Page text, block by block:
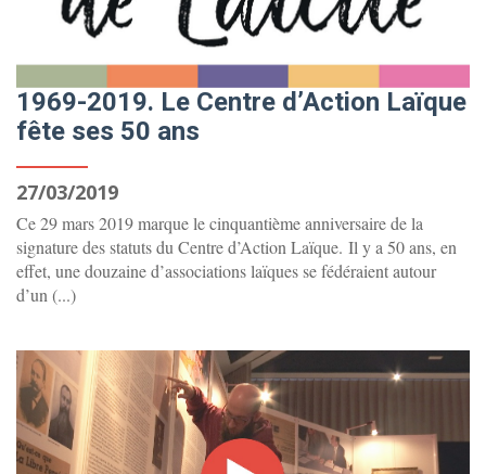
1969-2019. Le Centre d’Action Laïque
fête ses 50 ans
27/03/2019
Ce 29 mars 2019 marque le cinquantième anniversaire de la
signature des statuts du Centre d’Action Laïque. Il y a 50 ans, en
effet, une douzaine d’associations laïques se fédéraient autour
d’un (...)